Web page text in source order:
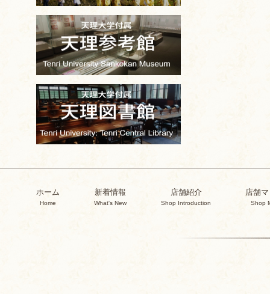
ホーム
Home
新着情報
What's New
店舗紹介
Shop Introduction
店舗
Shop